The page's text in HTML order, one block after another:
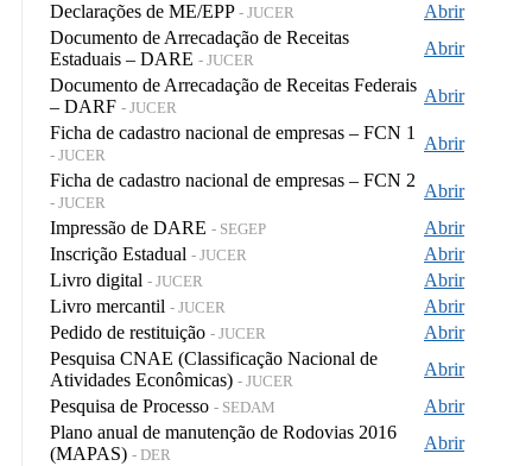
Declarações de ME/EPP - JUCER
Abrir
Documento de Arrecadação de Receitas
Estaduais – DARE - JUCER
Abrir
Documento de Arrecadação de Receitas Federais
– DARF - JUCER
Abrir
Ficha de cadastro nacional de empresas – FCN 1
- JUCER
Abrir
Ficha de cadastro nacional de empresas – FCN 2
- JUCER
Abrir
Impressão de DARE - SEGEP
Abrir
Inscrição Estadual - JUCER
Abrir
Livro digital - JUCER
Abrir
Livro mercantil - JUCER
Abrir
Pedido de restituição - JUCER
Abrir
Pesquisa CNAE (Classificação Nacional de
Atividades Econômicas) - JUCER
Abrir
Pesquisa de Processo - SEDAM
Abrir
Plano anual de manutenção de Rodovias 2016
(MAPAS) - DER
Abrir